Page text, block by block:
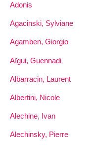
Adonis
Agacinski, Sylviane
Agamben, Giorgio
Aïgui, Guennadi
Albarracin, Laurent
Albertini, Nicole
Alechine, Ivan
Alechinsky, Pierre